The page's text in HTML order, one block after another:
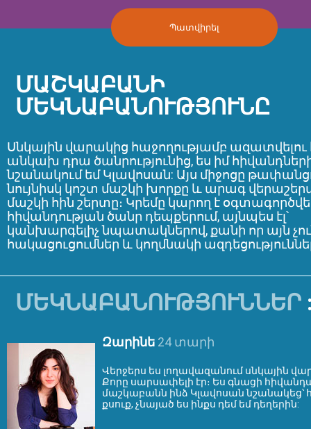
Պատվիրել
ՄԱՇԿԱԲԱՆԻ
ՄԵԿՆԱԲԱՆՈՒԹՅՈՒՆԸ
Սնկային վարակից հաջողությամբ
անկախ դրա ծանրությունից, ես իմ
նշանակում եմ Կլավոսան: Այս միջոցը
նույնիսկ կոշտ մաշկի խորքը և արագ
մաշկի հին շերտը։ Կրեմը կարող է
հիվանդության ծանր դեպքերում, այնպես էլ՝
կանխարգելիչ նպատակներով, քանի որ այն
հակացուցումներ և կողմնակի
ՄԵԿՆԱԲԱՆՈՒԹՅՈՒՆՆԵՐ
Զարինե 24 տարի
Վերջերս ես լողավազանում սնկային
Քորը սարսափելի էր։ Ես գնացի
մաշկաբանն ինձ Կլավոսան նշանակեց՝
քսուք, չնայած ես ինքս դեմ եմ դեղերին: